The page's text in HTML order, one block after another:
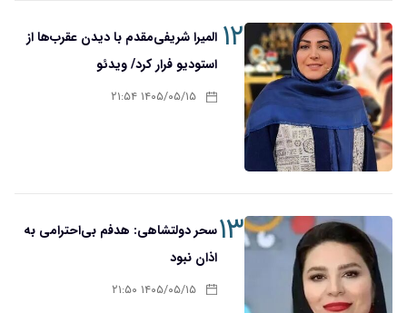
۱۲ المیرا شریفی‌مقدم با دیدن عقرب‌ها از
استودیو فرار کرد/ ویدئو
۱۴۰۵/۰۵/۱۵ ۲۱:۵۴
۱۳سحر دولتشاهی: هدفم بی‌احترامی به
اذان نبود
۱۴۰۵/۰۵/۱۵ ۲۱:۵۰